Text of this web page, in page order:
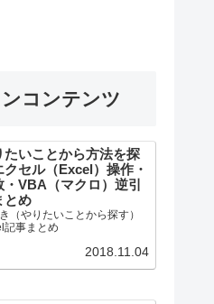
コンテンツ
たいことから方法を探
クセル（Excel）操作・
・VBA（マクロ）逆引
とめ
（やりたいことから探す）
記事まとめ
2018.11.04